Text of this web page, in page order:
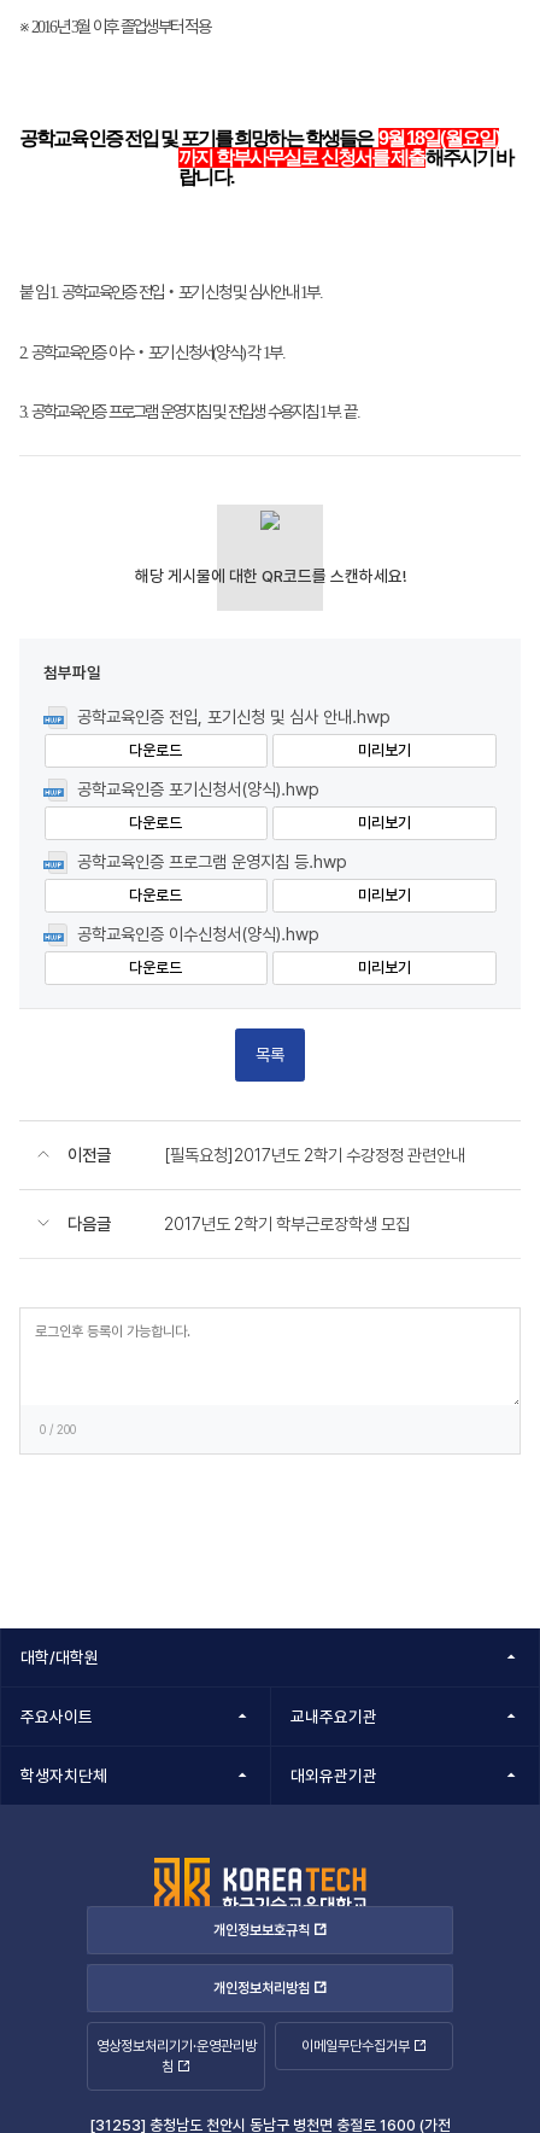
※2016년3월 이후 졸업생부터 적용
공학교육인증 전입 및 포기를 희망하는 학생들은9월 18일(월요일)
까지 학부사무실로 신청서를 제출해주시기 바
랍니다.
붙 임1.공학교육인증 전입‧ 포기 신청 및 심사안내1부.
2.공학교육인증 이수‧ 포기 신청서(양식)각1부.
3.공학교육인증 프로그램 운영지침 및 전입생 수용지침1부.끝.
첨부파일
공학교육인증 전입, 포기신청 및 심사 안내.hwp
다운로드 미리보기
공학교육인증 포기신청서(양식).hwp
다운로드 미리보기
공학교육인증 프로그램 운영지침 등.hwp
다운로드 미리보기
공학교육인증 이수신청서(양식).hwp
다운로드 미리보기
목록
이전글 [필독요청]2017년도 2학기 수강정정 관련안내
다음글 2017년도 2학기 학부근로장학생 모집
0 / 200
대학/대학원
주요사이트 교내주요기관
학생자치단체 대외유관기관
개인정보보호규칙
개인정보처리방침
영상정보처리기기·운영관리방
침
이메일무단수집거부
[31253] 충청남도 천안시 동남구 병천면 충절로 1600 (가전